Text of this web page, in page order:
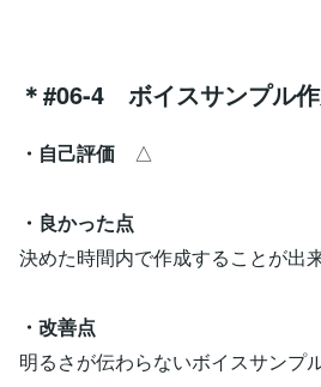
＊#06-4 ボイスサンプル
・自己評価 △
・良かった点
決めた時間内で作成することが出来
・改善点
明るさが伝わらないボイスサンプ